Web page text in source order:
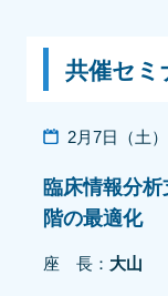
共催セミ
2月7日（土
臨床情報分
階の最適化
座 長： 大山